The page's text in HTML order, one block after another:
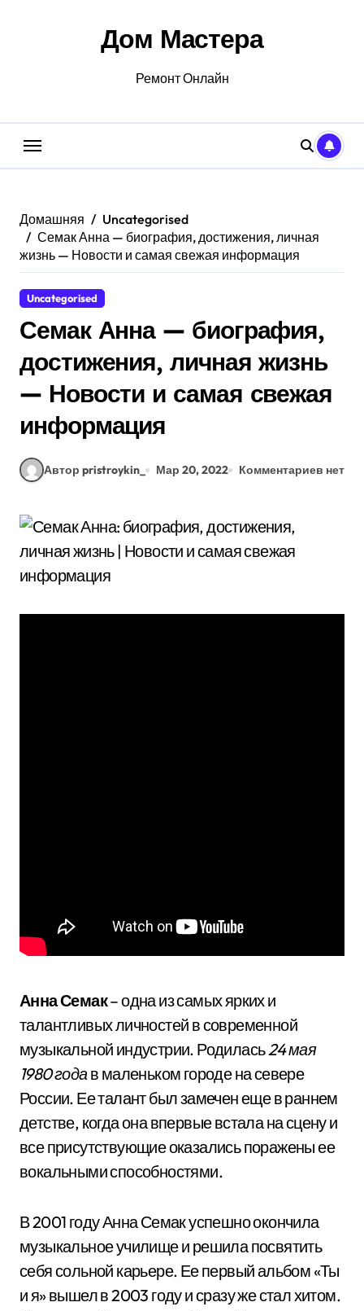
Дом Мастера
Ремонт Онлайн
Домашняя
Uncategorised
Семак Анна — биография, достижения, личная
жизнь — Новости и самая свежая информация
Uncategorised
Семак Анна — биография,
достижения, личная жизнь
— Новости и самая свежая
информация
Автор pristroykin_ Мар 20, 2022 Комментариев нет
Анна Семак– одна из самых ярких и
талантливых личностей в современной
музыкальной индустрии. Родилась24 мая
1980 годав маленьком городе на севере
России. Ее талант был замечен еще в раннем
детстве, когда она впервые встала на сцену и
все присутствующие оказались поражены ее
вокальными способностями.
В 2001 году Анна Семак успешно окончила
музыкальное училище и решила посвятить
себя сольной карьере. Ее первый альбом «Ты
и я» вышел в 2003 году и сразу же стал хитом.